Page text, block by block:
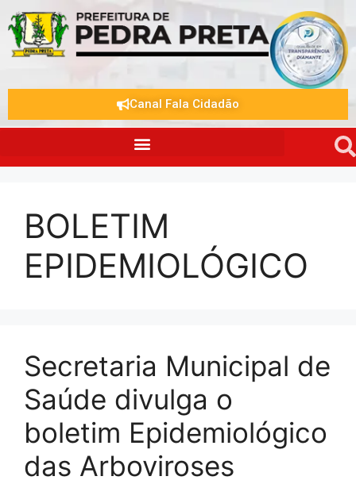
Canal Fala Cidadão
BOLETIM
EPIDEMIOLÓGICO
Secretaria Municipal de
Saúde divulga o
boletim Epidemiológico
das Arboviroses